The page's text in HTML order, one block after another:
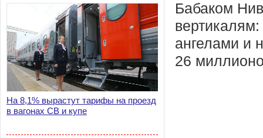
На 8,1% вырастут тарифы на проезд
в вагонах СВ и купе
Бабаком
ангелами и
26